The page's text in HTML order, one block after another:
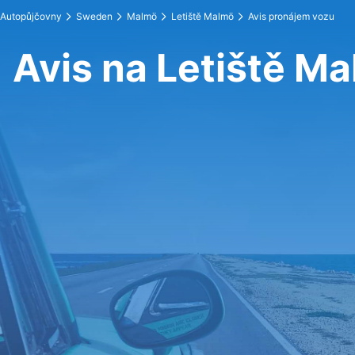
Autopůjčovny Sweden Malmö Letiště Malmö Avis pronájem vozu
Avis na Letiště